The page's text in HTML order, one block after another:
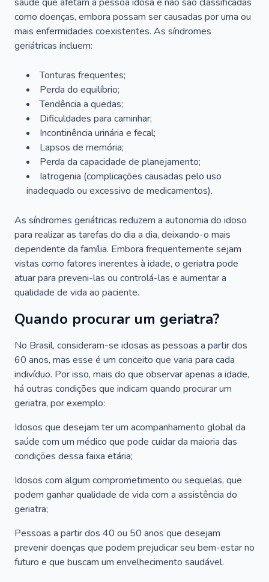
como doenças, embora possam ser causadas por uma ou
mais enfermidades coexistentes. As síndromes
geriátricas incluem:
Tonturas frequentes;
Perda do equilíbrio;
Tendência a quedas;
Dificuldades para caminhar;
Incontinência urinária e fecal;
Lapsos de memória;
Perda da capacidade de planejamento;
Iatrogenia (complicações causadas pelo uso
inadequado ou excessivo de medicamentos).
As síndromes geriátricas reduzem a autonomia do idoso
para realizar as tarefas do dia a dia, deixando-o mais
dependente da família. Embora frequentemente sejam
vistas como fatores inerentes à idade, o geriatra pode
atuar para preveni-las ou controlá-las e aumentar a
qualidade de vida ao paciente.
Quando procurar um geriatra?
No Brasil, consideram-se idosas as pessoas a partir dos
60 anos, mas esse é um conceito que varia para cada
indivíduo. Por isso, mais do que observar apenas a idade,
há outras condições que indicam quando procurar um
geriatra, por exemplo:
Idosos que desejam ter um acompanhamento global da
saúde com um médico que pode cuidar da maioria das
condições dessa faixa etária;
Idosos com algum comprometimento ou sequelas, que
podem ganhar qualidade de vida com a assistência do
geriatra;
Pessoas a partir dos 40 ou 50 anos que desejam
prevenir doenças que podem prejudicar seu bem-estar no
futuro e que buscam um envelhecimento saudável.